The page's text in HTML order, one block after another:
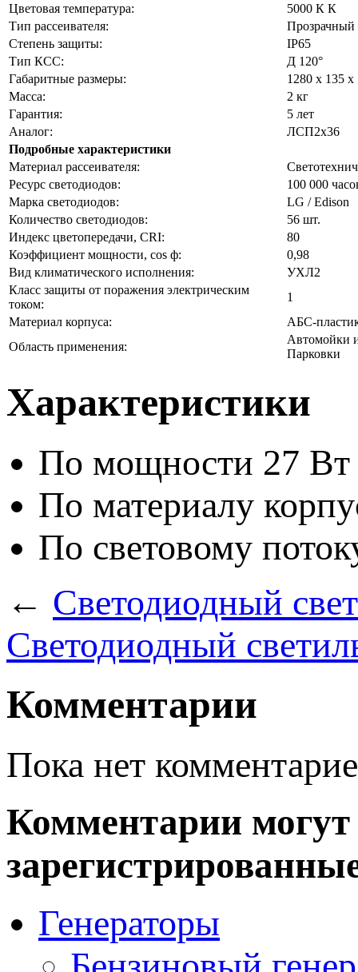
Цветовая температура:
5000 К К
Тип рассеивателя:
Прозрачный
Степень защиты:
IP65
Тип КСС:
Д 120°
Габаритные размеры:
1280 x 135
Масса:
2 кг
Гарантия:
5 лет
Аналог:
ЛСП2х36
Подробные характеристики
Материал рассеивателя:
Ресурс светодиодов:
100 000
Марка светодиодов:
LG / Edison
Количество светодиодов:
56 шт.
Индекс цветопередачи, CRI:
80
Коэффициент мощности, cos ф:
0,98
Вид климатического исполнения:
УХЛ2
Класс защиты от поражения электрическим
током:
1
Материал корпуса:
АБС-
Область применения:
Автомойки
Парковки
Характеристики
По мощности 27 Вт
По материалу
По световому
← Светодиодный
Светодиодный
Комментарии
Пока нет
Комментарии могут
Генераторы